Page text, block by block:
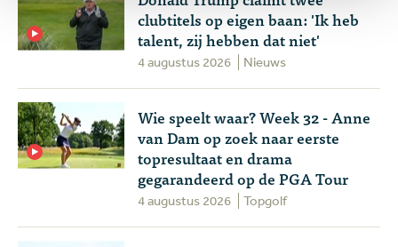
clubtitels op eigen baan: 'Ik heb
talent, zij hebben dat niet'
4 augustus 2026 Nieuws
Wie speelt waar? Week 32 - Anne
van Dam op zoek naar eerste
topresultaat en drama
gegarandeerd op de PGA Tour
4 augustus 2026 Topgolf